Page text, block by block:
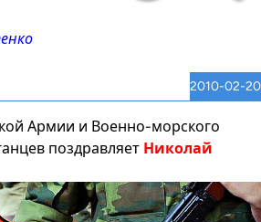
2010-02-20
Армии и Военно-морского
поздравляет Николай